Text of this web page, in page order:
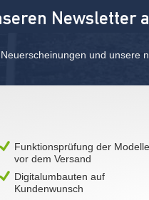
Newsletter
und unsere
Funktionsprüfung der Modelle
vor dem Versand
Digitalumbauten auf
Kundenwunsch